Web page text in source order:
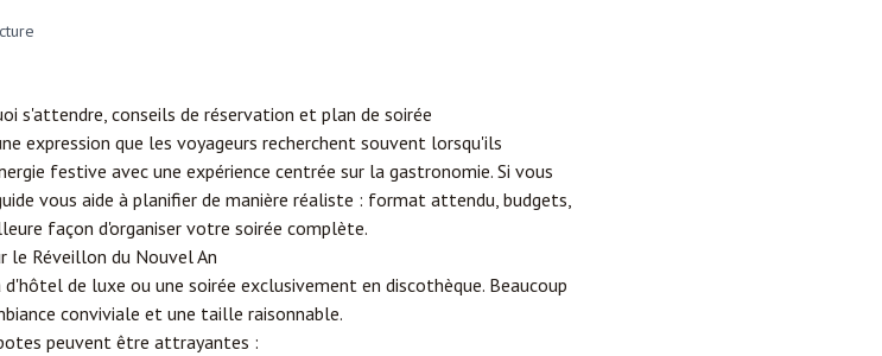
s'attendre, conseils de réservation et plan de soirée
expression que les voyageurs recherchent souvent lorsqu'ils
festive avec une expérience centrée sur la gastronomie. Si vous
vous aide à planifier de manière réaliste : format attendu, budgets,
façon d'organiser votre soirée complète.
le Réveillon du Nouvel An
de luxe ou une soirée exclusivement en discothèque. Beaucoup
conviviale et une taille raisonnable.
peuvent être attrayantes :